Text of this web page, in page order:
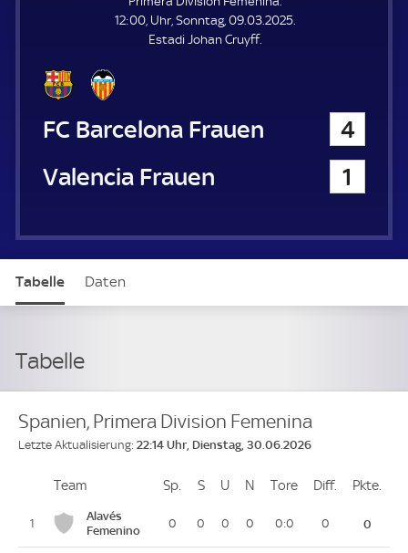
E
N
D
E
12:00, Uhr, Sonntag, 09.03.2025.
Estadi Johan Cruyff.
FC Barcelona Frauen
4
Valencia CF Frauen
1
Tabelle Daten
Tabelle
Spanien, Primera Division Femenina
Letzte Aktualisierung: 22:14 Uhr, Dienstag, 30.06.2026
PlatzTeam Sp. Spiele
SSiege
U Unentschieden
N Niederlagen
Tore ToreDiff. Differenz
Pkte.
1
Alavés
Femenino
0 0 0 0 0:0 0 0